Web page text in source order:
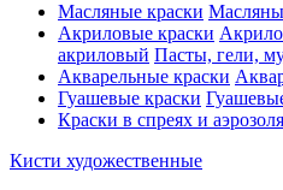
Масляные краски
Акриловые краски
акриловый Пасты, гели,
Акварельные краски
Гуашевые краски
Краски в спреях и
Кисти художественные